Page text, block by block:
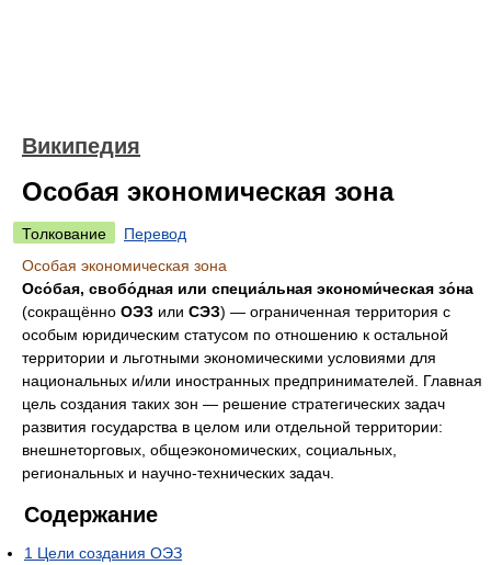
Википедия
Особая экономическая зона
Толкование
Перевод
Особая экономическая зона
Осо́бая, cвобо́дная или специа́льная экономи́ческая зо́на
(сокращённо ОЭЗ или СЭЗ) — ограниченная территория с
особым юридическим статусом по отношению к остальной
территории и льготными экономическими условиями для
национальных и/или иностранных предпринимателей. Главная
цель создания таких зон — решение стратегических задач
развития государства в целом или отдельной территории:
внешнеторговых, общеэкономических, социальных,
региональных и научно-технических задач.
Содержание
1 Цели создания ОЭЗ